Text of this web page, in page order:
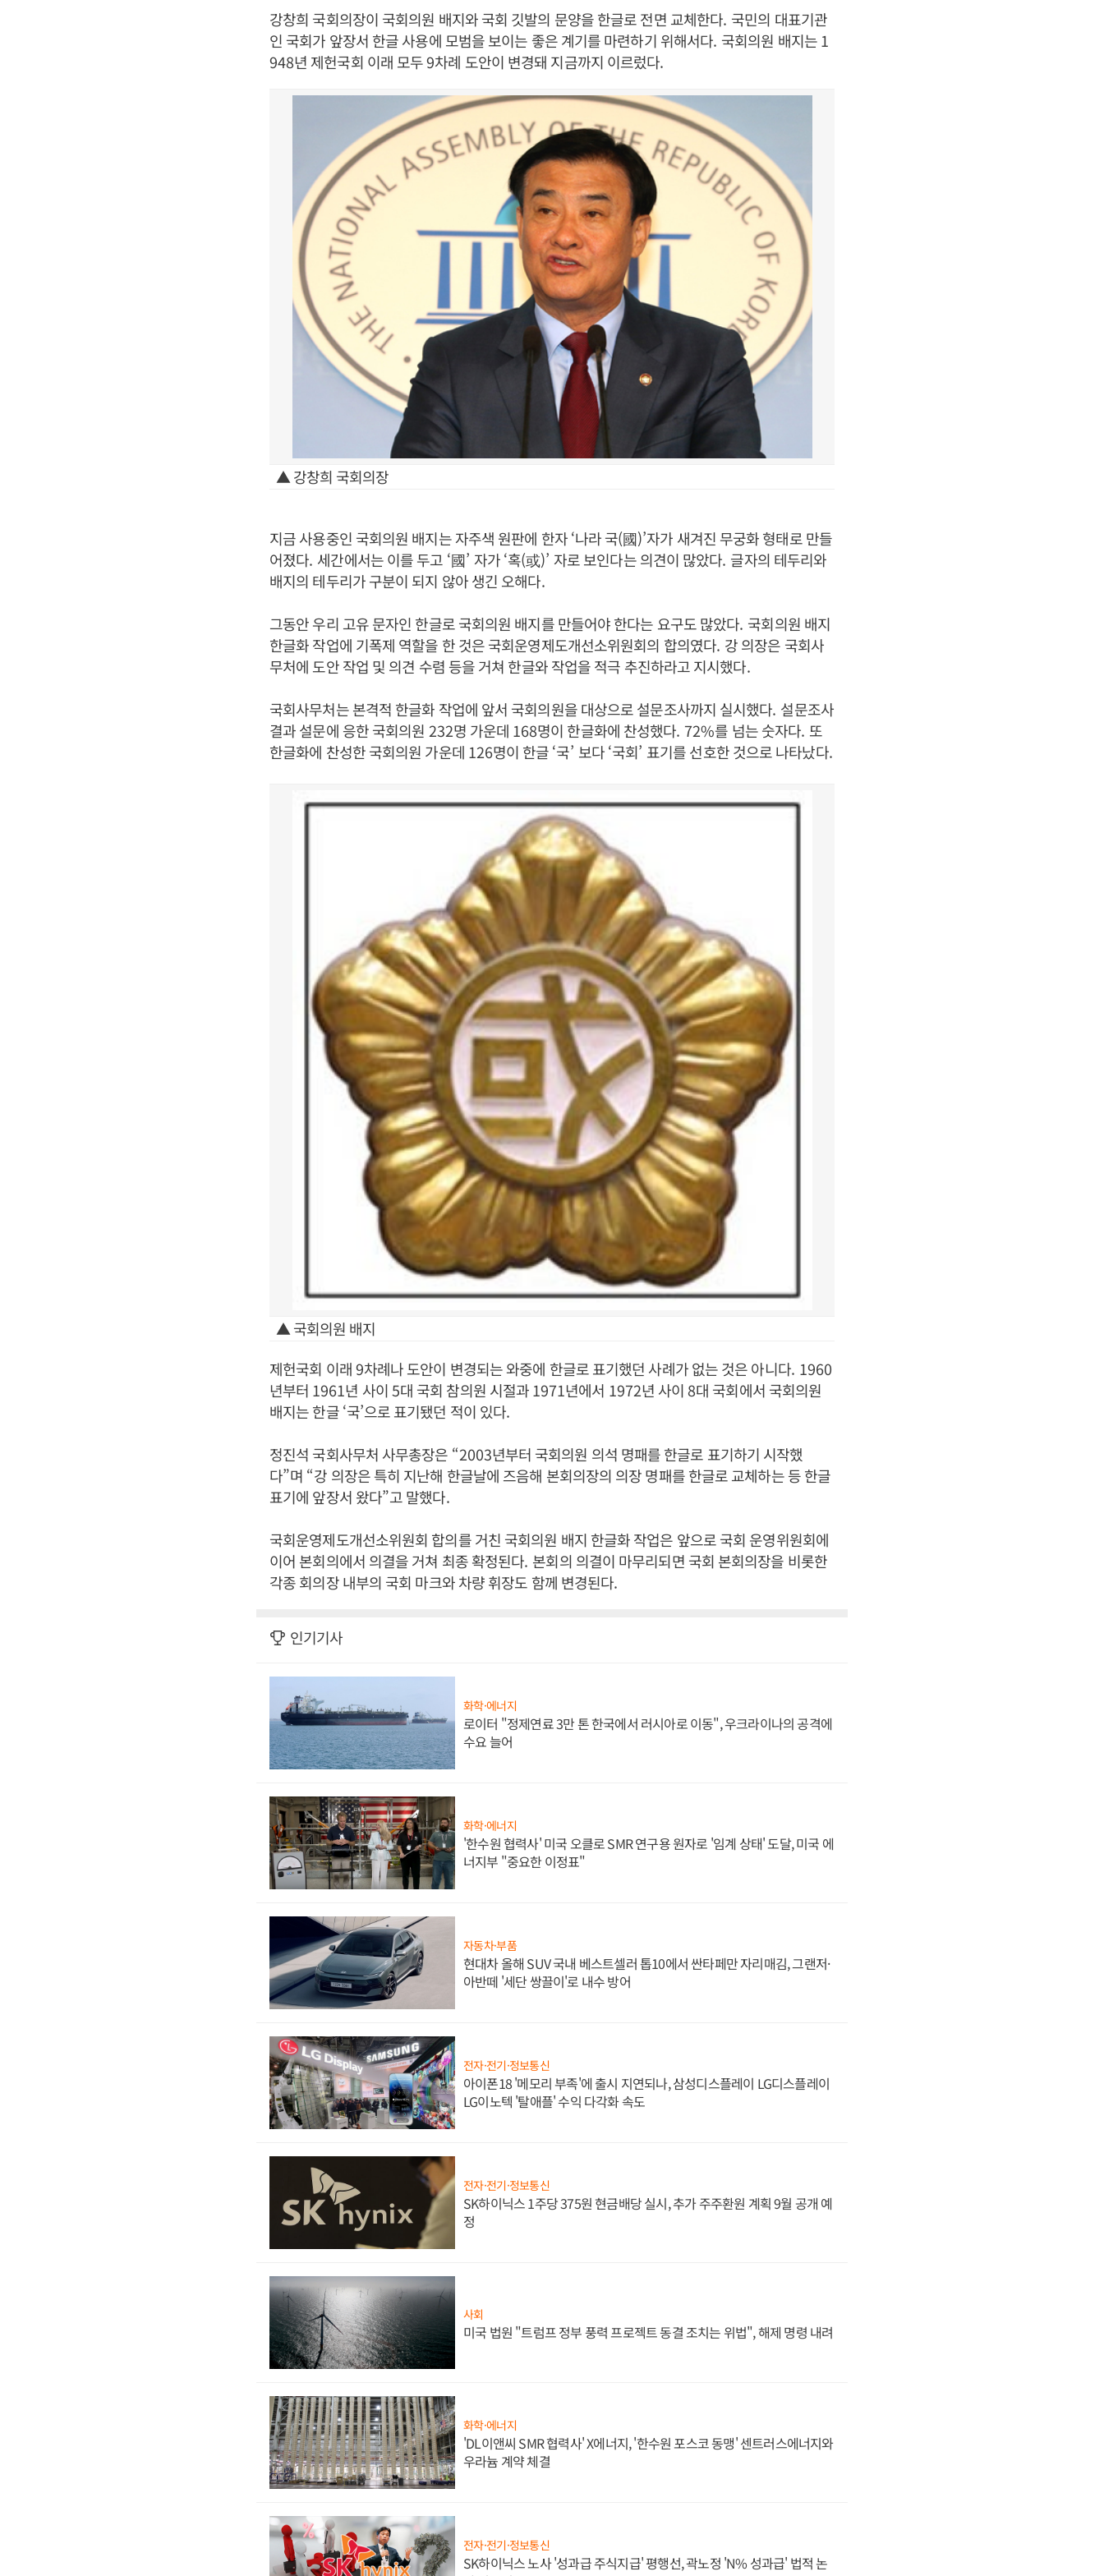
강창희 국회의장이 국회의원 배지와 국회 깃발의 문양을 한글로 전면 교체한다. 국민의 대표기관
인 국회가 앞장서 한글 사용에 모범을 보이는 좋은 계기를 마련하기 위해서다. 국회의원 배지는1
948년 제헌국회 이래 모두9차례 도안이 변경돼 지금까지 이르렀다.
▲ 강창희 국회의장
지금 사용중인 국회의원 배지는 자주색 원판에 한자‘나라 국(國)’자가 새겨진 무궁화 형태로 만들
어졌다. 세간에서는 이를 두고 ‘國’ 자가‘혹(或)’ 자로 보인다는 의견이 많았다. 글자의 테두리와
배지의 테두리가 구분이 되지 않아 생긴 오해다.
그동안 우리 고유 문자인 한글로 국회의원 배지를 만들어야 한다는 요구도 많았다. 국회의원 배지
한글화 작업에 기폭제 역할을 한 것은 국회운영제도개선소위원회의 합의였다. 강 의장은 국회사
무처에 도안 작업 및 의견 수렴 등을 거쳐 한글와 작업을 적극 추진하라고 지시했다.
국회사무처는 본격적 한글화 작업에 앞서 국회의원을 대상으로 설문조사까지 실시했다. 설문조사
결과 설문에 응한 국회의원 232명 가운데 168명이 한글화에 찬성했다. 72%를 넘는 숫자다. 또
한글화에 찬성한 국회의원 가운데 126명이 한글‘국’ 보다‘국회’ 표기를 선호한 것으로 나타났다.
▲ 국회의원 배지
제헌국회 이래9차례나 도안이 변경되는 와중에 한글로 표기했던 사례가 없는 것은 아니다. 1960
년부터 1961년 사이5대 국회 참의원 시절과1971년에서 1972년 사이8대 국회에서 국회의원
배지는 한글‘국’으로 표기됐던 적이 있다.
정진석 국회사무처 사무총장은 “2003년부터 국회의원 의석 명패를 한글로 표기하기 시작했
다”며 “강 의장은 특히 지난해 한글날에 즈음해 본회의장의 의장 명패를 한글로 교체하는 등 한글
표기에 앞장서 왔다”고 말했다.
국회운영제도개선소위원회 합의를 거친 국회의원 배지 한글화 작업은 앞으로 국회 운영위원회에
이어 본회의에서 의결을 거쳐 최종 확정된다. 본회의 의결이 마무리되면 국회 본회의장을 비롯한
각종 회의장 내부의 국회 마크와 차량 휘장도 함께 변경된다.
인기기사
화학·에너지
로이터 "정제연료 3만 톤 한국에서 러시아로 이동", 우크라이나의 공격에
수요 늘어
화학·에너지
'한수원 협력사' 미국 오클로 SMR 연구용 원자로 '임계 상태' 도달, 미국 에
너지부 "중요한 이정표"
자동차·부품
현대차 올해 SUV 국내 베스트셀러 톱10에서 싼타페만 자리매김, 그랜저·
아반떼 '세단 쌍끌이'로 내수 방어
전자·전기·정보통신
아이폰18 '메모리 부족'에 출시 지연되나, 삼성디스플레이 LG디스플레이
LG이노텍 '탈애플' 수익 다각화 속도
전자·전기·정보통신
SK하이닉스 1주당 375원 현금배당 실시, 추가 주주환원 계획 9월 공개 예
정
사회
미국 법원 "트럼프 정부 풍력 프로젝트 동결 조치는 위법", 해제 명령 내려
화학·에너지
'DL이앤씨 SMR 협력사' X에너지, '한수원 포스코 동맹' 센트러스에너지와
우라늄 계약 체결
전자·전기·정보통신
SK하이닉스 노사 '성과급 주식지급' 평행선, 곽노정 'N% 성과급' 법적 논